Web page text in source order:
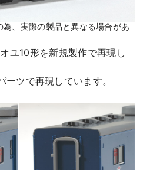
、実際の製品と異なる場合があ
ユ10形を新規製作で再現し
ツで再現しています。